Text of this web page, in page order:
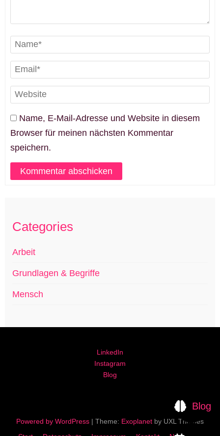
Name, E-Mail-Adresse und Website in diesem
Browser für meinen nächsten Kommentar
speichern.
Categories
Arbeit
Grundlagen & Begriffe
Mensch
LinkedIn
Instagram
Blog
Powered by WordPress | Theme: Exoplanet by UXL Themes
Blog